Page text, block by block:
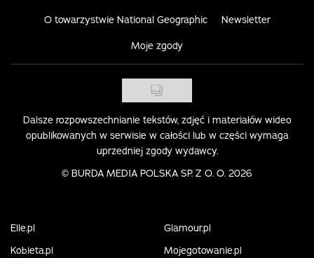
O towarzystwie National Geographic Newsletter
Moje zgody
Dalsze rozpowszechnianie tekstów, zdjęć i materiałów wideo
opublikowanych w serwisie w całości lub w części wymaga
uprzedniej zgody wydawcy.
© BURDA MEDIA POLSKA SP. Z O. O. 2026
Elle.pl
Glamour.pl
Kobieta.pl
Mojegotowanie.pl